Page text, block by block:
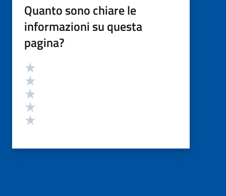
Quanto sono chiare le
informazioni su questa
pagina?
Valutazione